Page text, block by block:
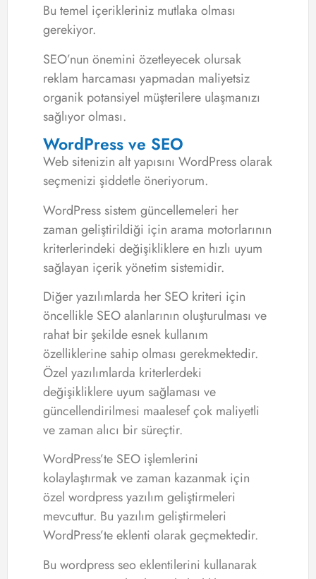
Bu temel içerikleriniz mutlaka olması
gerekiyor.
SEO’nun önemini özetleyecek olursak
reklam harcaması yapmadan maliyetsiz
organik potansiyel müşterilere ulaşmanızı
sağlıyor olması.
WordPress ve SEO
Web sitenizin alt yapısını WordPress olarak
seçmenizi şiddetle öneriyorum.
WordPress sistem güncellemeleri her
zaman geliştirildiği için arama motorlarının
kriterlerindeki değişikliklere en hızlı uyum
sağlayan içerik yönetim sistemidir.
Diğer yazılımlarda her SEO kriteri için
öncellikle SEO alanlarının oluşturulması ve
rahat bir şekilde esnek kullanım
özelliklerine sahip olması gerekmektedir.
Özel yazılımlarda kriterlerdeki
değişikliklere uyum sağlaması ve
güncellendirilmesi maalesef çok maliyetli
ve zaman alıcı bir süreçtir.
WordPress’te SEO işlemlerini
kolaylaştırmak ve zaman kazanmak için
özel wordpress yazılım geliştirmeleri
mevcuttur. Bu yazılım geliştirmeleri
WordPress’te eklenti olarak geçmektedir.
Bu wordpress seo eklentilerini kullanarak